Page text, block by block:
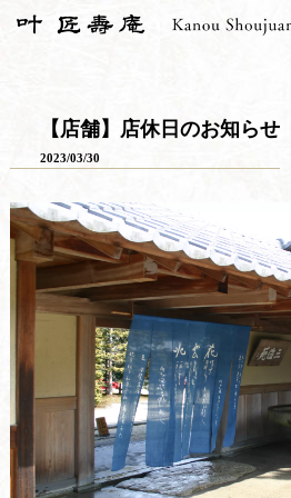
HOME
【店舗】店休日のお知らせ
2023/03/30